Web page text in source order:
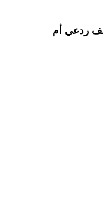
ردعي أم